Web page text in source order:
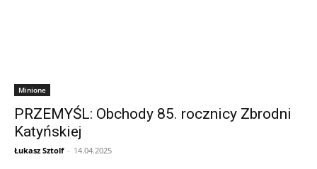
Minione
PRZEMYŚL: Obchody 85. rocznicy Zbrodni
Katyńskiej
Łukasz Sztolf - 14.04.2025